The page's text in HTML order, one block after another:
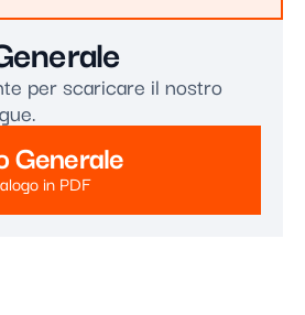
per scaricare il nostro
Generale
in PDF